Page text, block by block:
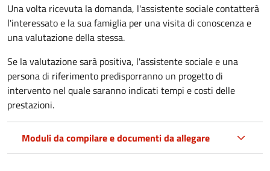
Una volta ricevuta la domanda, l'assistente sociale contatterà
l'interessato e la sua famiglia per una visita di conoscenza e
una valutazione della stessa.
Se la valutazione sarà positiva, l'assistente sociale e una
persona di riferimento predisporranno un progetto di
intervento nel quale saranno indicati tempi e costi delle
prestazioni.
Moduli da compilare e documenti da allegare